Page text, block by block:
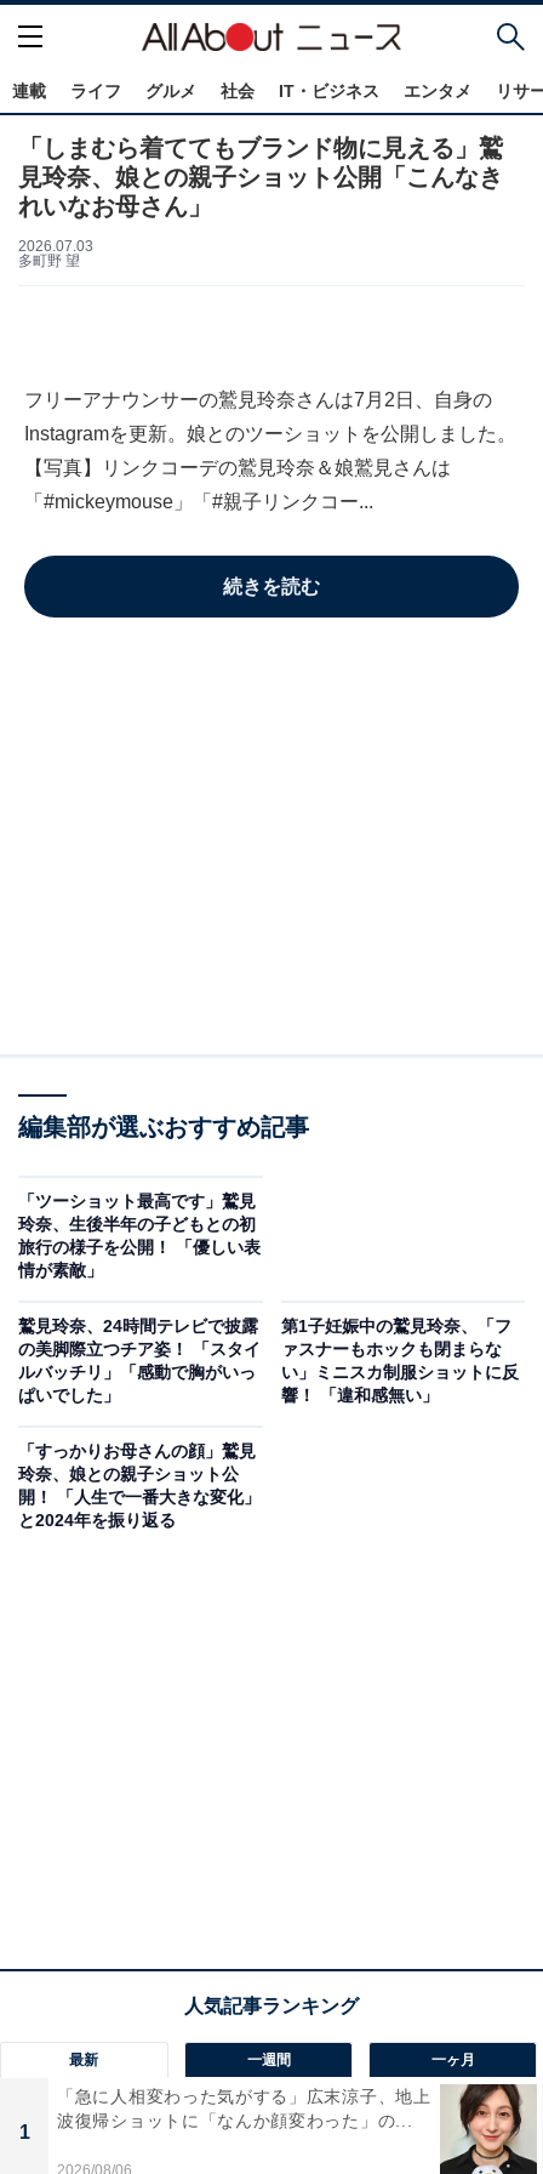
連載 ライフ グルメ 社会 IT・ビジネス エンタメ リサ
「しまむら着ててもブランド物に見える」鷲
見玲奈、娘との親子ショット公開「こんなき
れいなお母さん」
2026.07.03
多町野 望
フリーアナウンサーの鷲見玲奈さんは7月2日、自身の
Instagramを更新。娘とのツーショットを公開しました。
【写真】リンクコーデの鷲見玲奈＆娘鷲見さんは
「#mickeymouse」「#親子リンクコー...
続きを読む
編集部が選ぶおすすめ記事
「ツーショット最高です」鷲見
玲奈、生後半年の子どもとの初
旅行の様子を公開！ 「優しい表
情が素敵」
鷲見玲奈、24時間テレビで披露
の美脚際立つチア姿！ 「スタイ
ルバッチリ」「感動で胸がいっ
ぱいでした」
第1子妊娠中の鷲見玲奈、「フ
ァスナーもホックも閉まらな
い」ミニスカ制服ショットに反
響！ 「違和感無い」
「すっかりお母さんの顔」鷲見
玲奈、娘との親子ショット公
開！ 「人生で一番大きな変化」
と2024年を振り返る
最新 一週間 一ヶ月
1
「急に人相変わった気がする」広末涼子、地上
波復帰ショットに「なんか顔変わった」の...